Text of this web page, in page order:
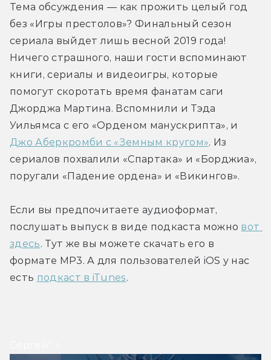
Тема обсуждения — как прожить целый год
без «Игры престолов»? Финальный сезон
сериала выйдет лишь весной 2019 года!
Ничего страшного, наши гости вспоминают
книги, сериалы и видеоигры, которые
помогут скоротать время фанатам саги
Джорджа Мартина. Вспомнили и Тэда
Джо Аберкромби с «Земным кругом». Из
сериалов похвалили «Спартака» и «Борджиа»,
поругали «Падение ордена» и «Викингов».
Если вы предпочитаете аудиоформат,
послушать выпуск в виде подкаста можно вот
здесь. Тут же вы можете скачать его в
формате MP3. А для пользователей iOS у нас
есть подкаст в iTunes.